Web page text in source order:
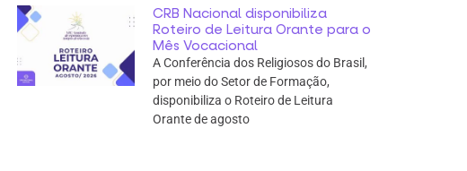
CRB Nacional disponibiliza
Roteiro de Leitura Orante para o
Mês Vocacional
A Conferência dos Religiosos do Brasil,
por meio do Setor de Formação,
disponibiliza o Roteiro de Leitura
Orante de agosto